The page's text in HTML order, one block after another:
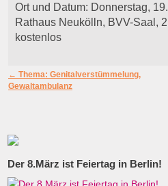
Ort und Datum: Donnerstag,
Rathaus Neukölln, BVV-Saal,
kostenlos
Artikelnavigation
←
Thema: Genitalverstümmelung,
Gewaltambulanz
Der 8.März ist Feiertag in Berlin!